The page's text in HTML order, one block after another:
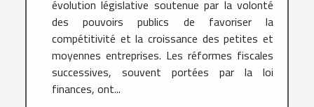
évolution législative soutenue par la volonté
des pouvoirs publics de favoriser la
compétitivité et la croissance des petites et
moyennes entreprises. Les réformes fiscales
successives, souvent portées par la loi
finances, ont...